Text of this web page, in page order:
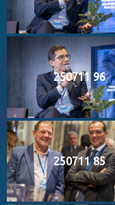
250711 96
250711 85